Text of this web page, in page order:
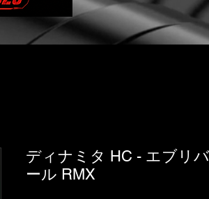
ディナミタ HC - エブリ
ール RMX